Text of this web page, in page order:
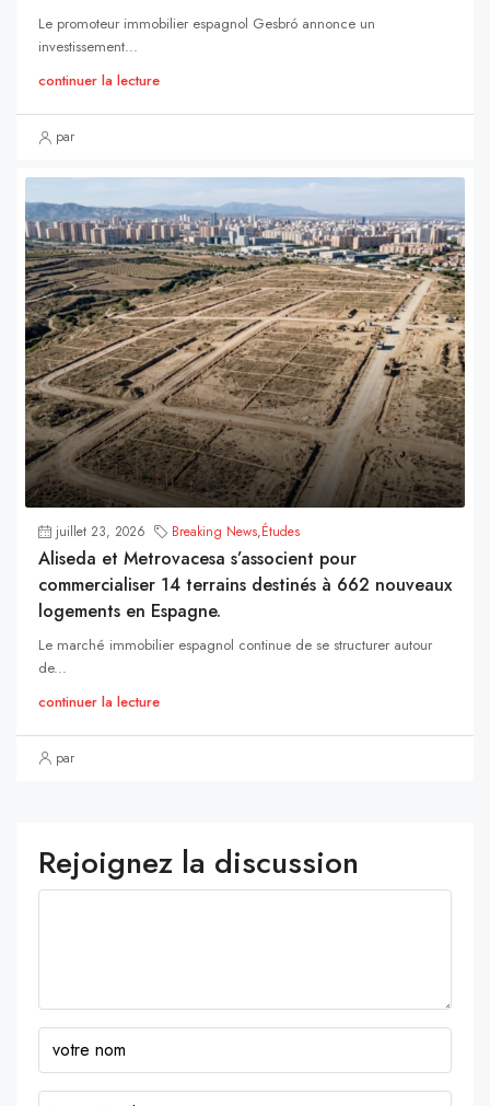
Le promoteur immobilier espagnol Gesbró annonce un
investissement...
continuer la lecture
par
juillet 23, 2026 Breaking News,Études
Aliseda et Metrovacesa s’associent pour
commercialiser 14 terrains destinés à 662 nouveaux
logements en Espagne.
Le marché immobilier espagnol continue de se structurer autour
de...
continuer la lecture
par
Rejoignez la discussion